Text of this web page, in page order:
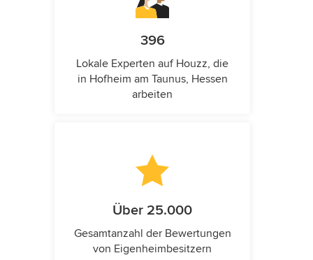
396
Lokale Experten auf Houzz, die
in Hofheim am Taunus, Hessen
arbeiten
Über 25.000
Gesamtanzahl der Bewertungen
von Eigenheimbesitzern